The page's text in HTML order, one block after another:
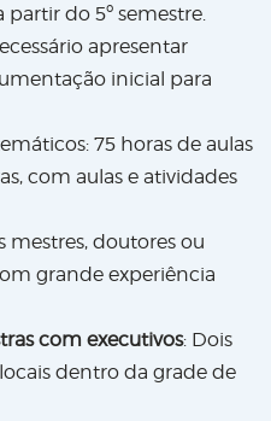
do 5º semestre.
apresentar
inicial para
75 horas de aulas
com aulas e atividades
mestres, doutores ou
grande experiência
com executivos: Dois
dentro da grade de